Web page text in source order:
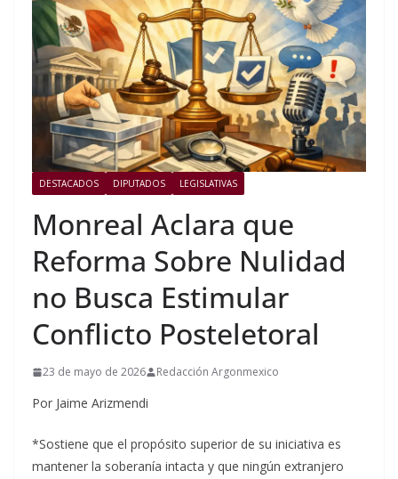
DESTACADOS DIPUTADOS LEGISLATIVAS
Monreal Aclara que
Reforma Sobre Nulidad
no Busca Estimular
Conflicto Posteletoral
23 de mayo de 2026 Redacción Argonmexico
Por Jaime Arizmendi
*Sostiene que el propósito superior de su iniciativa es
mantener la soberanía intacta y que ningún extranjero